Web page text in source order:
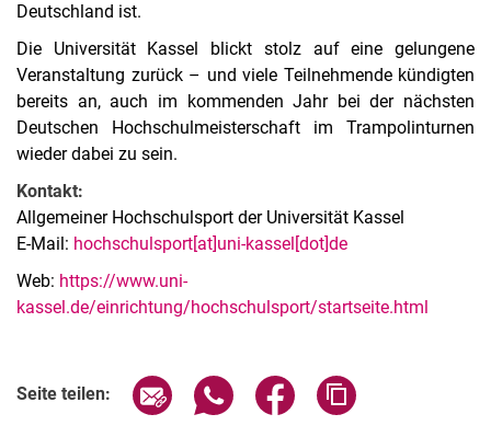
Deutschland ist.
Die Universität Kassel blickt stolz auf eine gelungene
Veranstaltung zurück – und viele Teilnehmende kündigten
bereits an, auch im kommenden Jahr bei der nächsten
Deutschen Hochschulmeisterschaft im Trampolinturnen
wieder dabei zu sein.
Kontakt:
Allgemeiner Hochschulsport der Universität Kassel
E-Mail: hochschulsport[at]uni-kassel[dot]de
Web: https://www.uni-
kassel.de/einrichtung/hochschulsport/startseite.html
Seite teilen: Seite über E-Mail teilen
Seite über WhatsApp teilen
Seite über Facebook